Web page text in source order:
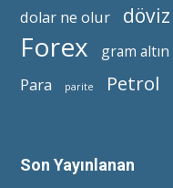
dolar ne olur döviz
Forex gram altın
Para parite Petrol
Son Yayınlanan